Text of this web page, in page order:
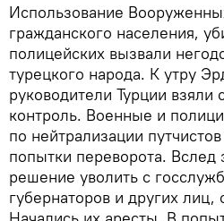
Использование
гражданского населения,
полицейских вызвали
турецкого народа. К утру
руководители Турции взяли
контроль. Военные и
по нейтрализации
попытки переворота. Вслед
решение уволить с
губернаторов и других